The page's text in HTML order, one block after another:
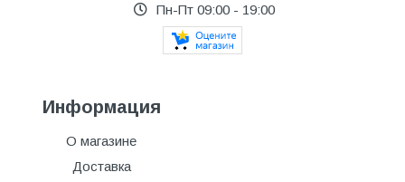
Пн-Пт 09:00 - 19:00
Информация
О магазине
Доставка